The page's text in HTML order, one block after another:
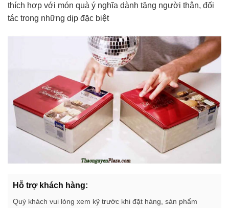
thích hợp với món quà ý nghĩa dành tặng người thân, đối
tác trong những dịp đặc biệt
Hỗ trợ khách hàng:
Quý khách vui lòng xem kỹ trước khi đặt hàng, sản phẩm